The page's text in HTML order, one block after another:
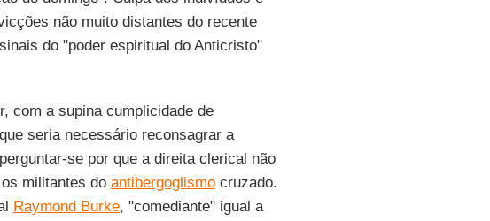
não muito distantes do recente
do "poder espiritual do Anticristo"
com a supina cumplicidade de
seria necessário reconsagrar a
se por que a direita clerical não
militantes do antibergoglismocruzado.
Raymond Burke, "comediante" igual a